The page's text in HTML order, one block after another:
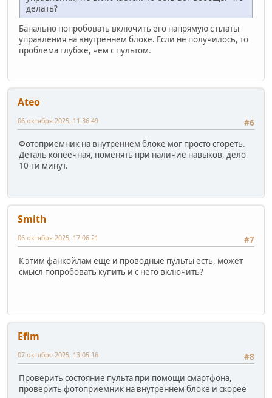
делать?
Банально попробовать включить его напрямую с платы
управления на внутреннем блоке. Если не получилось, то
проблема глубже, чем с пультом.
Ateo
#6
06 октября 2025, 11:36:49
Фотоприемник на внутреннем блоке мог просто сгореть.
Деталь копеечная, поменять при наличие навыков, дело
10-ти минут.
Smith
#7
06 октября 2025, 17:06:21
К этим фанкойлам еще и проводные пульты есть, может
смысл попробовать купить и с него включить?
Efim
#8
07 октября 2025, 13:05:16
Проверить состояние пульта при помощи смартфона,
проверить фотоприемник на внутреннем блоке и скорее